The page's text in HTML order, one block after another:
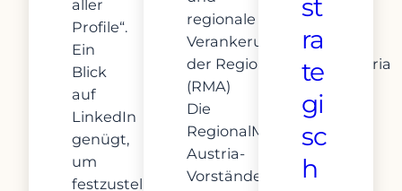
aller
Profile“.
Ein
Blick
auf
LinkedIn
genügt,
um
festzustellen,
regionale
Verankerung
der RegionalMedien Austria
(RMA)
Die
RegionalMedien
Austria-
Vorstände
st
ra
te
gi
sc
h